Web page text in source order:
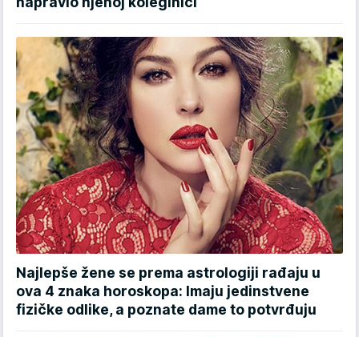
Najlepše žene se prema astrologiji rađaju u
ova 4 znaka horoskopa: Imaju jedinstvene
fizičke odlike, a poznate dame to potvrđuju